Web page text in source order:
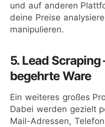
und auf anderen
deine Preise
manipulieren.
5. Lead
begehrte Ware
Ein weiteres großes
Dabei werden gezielt
Mail-Adressen,